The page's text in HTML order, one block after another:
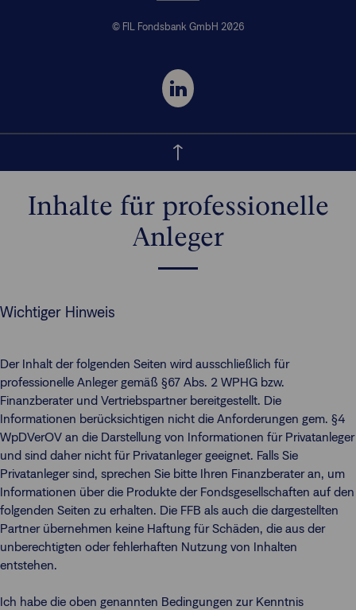
© FIL Fondsbank GmbH 2026
Inhalte für professionelle
Anleger
Wichtiger Hinweis
Der Inhalt der folgenden Seiten wird ausschließlich für
professionelle Anleger gemäß §67 Abs. 2 WPHG bzw.
Finanzberater und Vertriebspartner bereitgestellt. Die
Informationen berücksichtigen nicht die Anforderungen gem. §4
WpDVerOV an die Darstellung von Informationen für Privatanleger
und sind daher nicht für Privatanleger geeignet. Falls Sie
Privatanleger sind, sprechen Sie bitte Ihren Finanzberater an, um
Informationen über die Produkte der Fondsgesellschaften auf den
folgenden Seiten zu erhalten. Die FFB als auch die dargestellten
Partner übernehmen keine Haftung für Schäden, die aus der
unberechtigten oder fehlerhaften Nutzung von Inhalten
entstehen.
Ich habe die oben genannten Bedingungen zur Kenntnis